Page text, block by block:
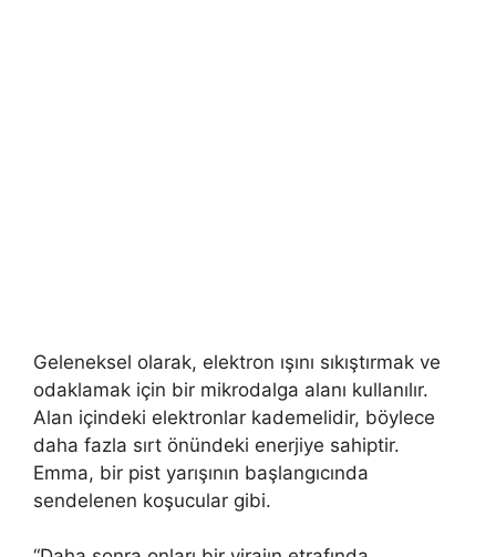
Geleneksel olarak, elektron ışını sıkıştırmak ve
odaklamak için bir mikrodalga alanı kullanılır.
Alan içindeki elektronlar kademelidir, böylece
daha fazla sırt önündeki enerjiye sahiptir.
Emma, ​​bir pist yarışının başlangıcında
sendelenen koşucular gibi.